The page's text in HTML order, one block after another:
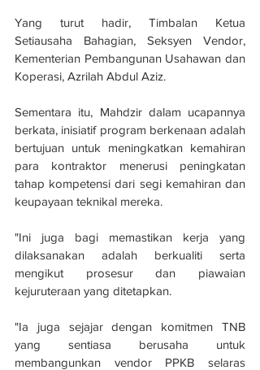
Yang turut hadir, Timbalan Ketua
Setiausaha Bahagian, Seksyen Vendor,
Kementerian Pembangunan Usahawan dan
Koperasi, Azrilah Abdul Aziz.
Sementara itu, Mahdzir dalam ucapannya
berkata, inisiatif program berkenaan adalah
bertujuan untuk meningkatkan kemahiran
para kontraktor menerusi peningkatan
tahap kompetensi dari segi kemahiran dan
keupayaan teknikal mereka.
"Ini juga bagi memastikan kerja yang
dilaksanakan adalah berkualiti serta
mengikut prosesur dan piawaian
kejuruteraan yang ditetapkan.
"Ia juga sejajar dengan komitmen TNB
yang sentiasa berusaha untuk
membangunkan vendor PPKB selaras